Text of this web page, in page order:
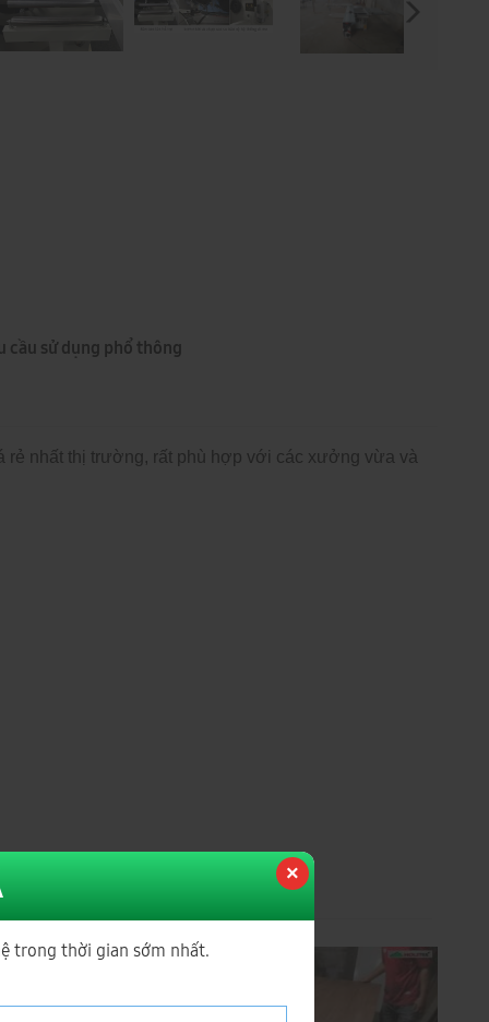
trong thời gian sớm nhất.
cầu sử dụng phổ thông
rẻ nhất thị trường, rất phù hợp với các xưởng vừa và